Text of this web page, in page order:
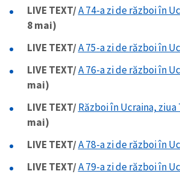
LIVE TEXT/A 74-a zi de război în
8 mai)
LIVE TEXT/A 75-a zi de război în
LIVE TEXT/A 76-a zi de război în
mai)
LIVE TEXT/Război în Ucraina, ziua
mai)
LIVE TEXT/A 78-a zi de război în
LIVE TEXT/A 79-a zi de război în